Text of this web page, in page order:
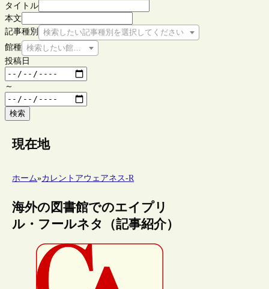
タイトル
本文
記事種別
検索したい記事種別を選択してください
館種 検索したい館種を選択してください
投稿日
～
検索
現在地
ホーム»カレントアウェアネス-R
海外の図書館でのエイプリ
ル・フールネタ（記事紹介）